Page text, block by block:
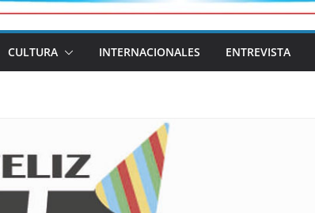
CULTURA INTERNACIONALES ENTREVISTA